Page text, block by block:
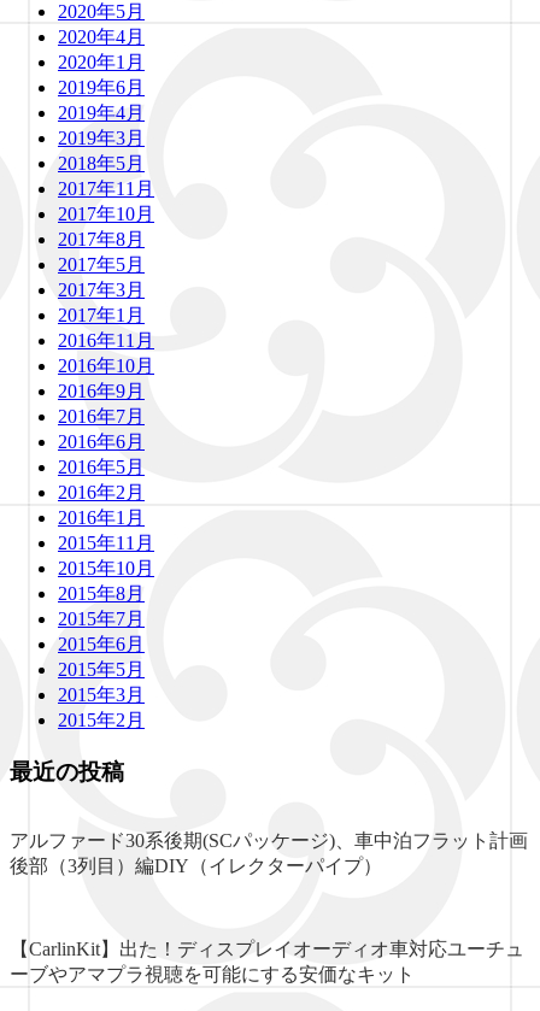
2020年5月
2020年4月
2020年1月
2019年6月
2019年4月
2019年3月
2018年5月
2017年11月
2017年10月
2017年8月
2017年5月
2017年3月
2017年1月
2016年11月
2016年10月
2016年9月
2016年7月
2016年6月
2016年5月
2016年2月
2016年1月
2015年11月
2015年10月
2015年8月
2015年7月
2015年6月
2015年5月
2015年3月
2015年2月
最近の投稿
アルファード30系後期(SCパッケージ)、車中泊フラット計画
後部（3列目）編DIY（イレクターパイプ）
【CarlinKit】出た！ディスプレイオーディオ車対応ユーチュ
ーブやアマプラ視聴を可能にする安価なキット